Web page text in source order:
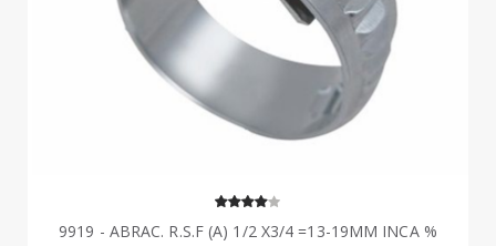
9919 - ABRAC. R.S.F (A) 1/2 X3/4 =13-19MM INCA %